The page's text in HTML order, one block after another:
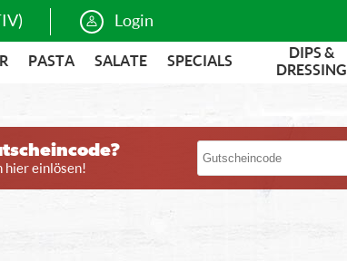
Login
PASTA SALATE SPECIALS
DIPS &
DRESSING
hier einlösen!